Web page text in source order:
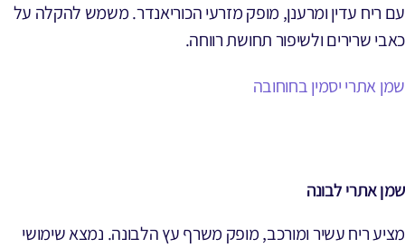
עם ריח עדין ומרענן, מופק מזרעי הכוריאנדר. משמש להקלה על
כאבי שרירים ולשיפור תחושת רווחה.
שמן אתרי יסמין בחוחובה
שמן אתרי לבונה
מציע ריח עשיר ומורכב, מופק משרף עץ הלבונה. נמצא שימושי